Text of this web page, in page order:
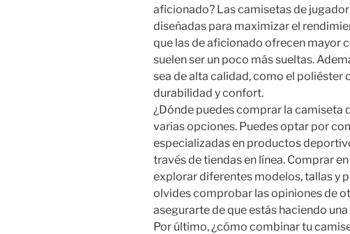
aficionado? Las camisetas de
diseñadas para maximizar el
que las de aficionado ofrecen mayor
suelen ser un poco más sueltas.
sea de alta calidad, como el poliéster
durabilidad y confort.
¿Dónde puedes comprar la camiseta
varias opciones. Puedes optar por
especializadas en productos
través de tiendas en línea. Comprar
explorar diferentes modelos, tallas y
olvides comprobar las opiniones de
asegurarte de que estás haciendo
Por último, ¿cómo combinar tu